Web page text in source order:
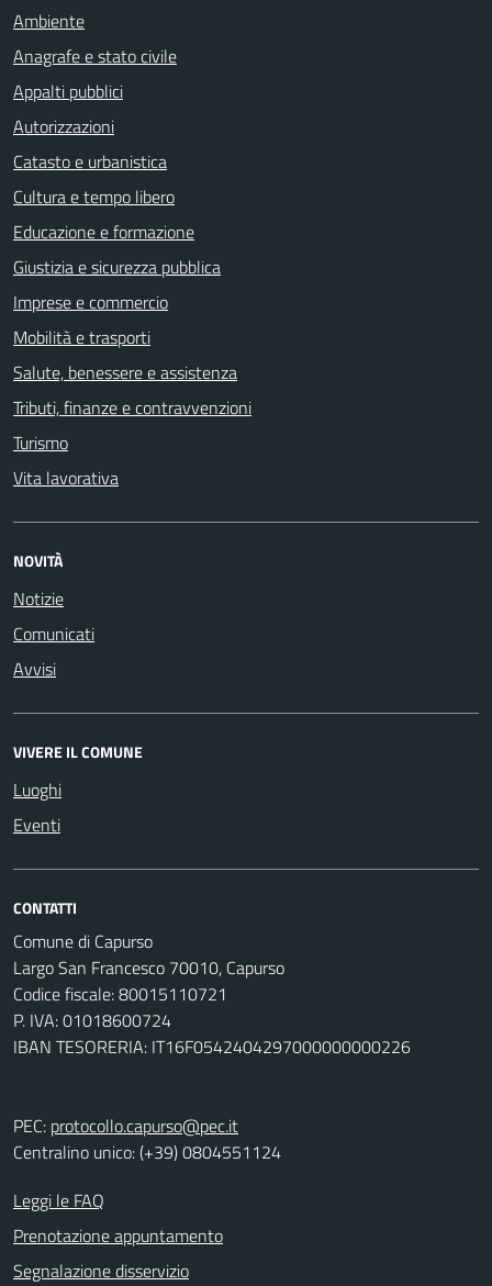
Ambiente
Anagrafe e stato civile
Appalti pubblici
Autorizzazioni
Catasto e urbanistica
Cultura e tempo libero
Educazione e formazione
Giustizia e sicurezza pubblica
Imprese e commercio
Mobilità e trasporti
Salute, benessere e assistenza
Tributi, finanze e contravvenzioni
Turismo
Vita lavorativa
NOVITÀ
Notizie
Comunicati
Avvisi
VIVERE IL COMUNE
Luoghi
Eventi
CONTATTI
Comune di Capurso
Largo San Francesco 70010, Capurso
Codice fiscale: 80015110721
P. IVA: 01018600724
IBAN TESORERIA: IT16F0542404297000000000226
PEC: protocollo.capurso@pec.it
Centralino unico: (+39) 0804551124
Leggi le FAQ
Prenotazione appuntamento
Segnalazione disservizio